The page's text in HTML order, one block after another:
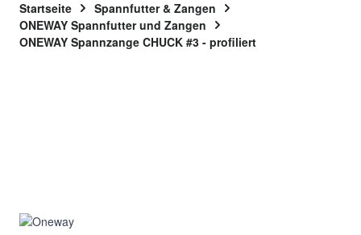
Startseite
Spannfutter & Zangen
ONEWAY Spannfutter und Zangen
ONEWAY Spannzange CHUCK #3 - profiliert